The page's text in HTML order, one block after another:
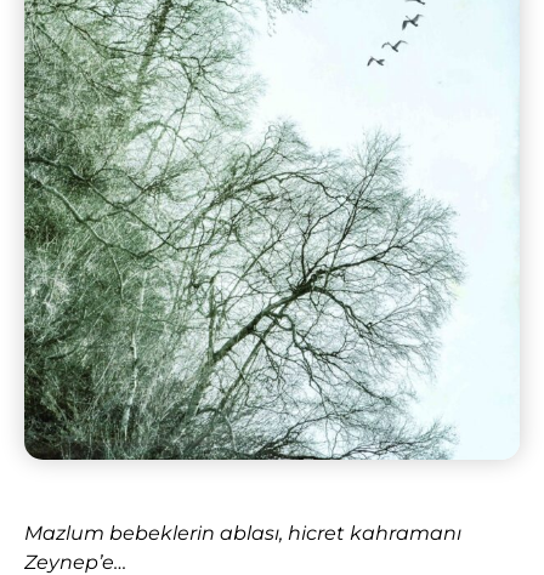
Mazlum bebeklerin ablası, hicret kahramanı
Zeynep’e…